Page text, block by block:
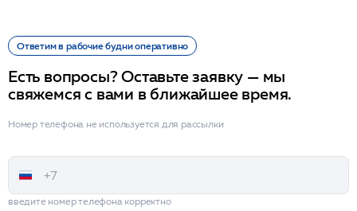
Ответим в рабочие будни оперативно
Есть вопросы? Оставьте заявку — мы
свяжемся с вами в ближайшее время.
Номер телефона не используется для рассылки
введите номер телефона корректно